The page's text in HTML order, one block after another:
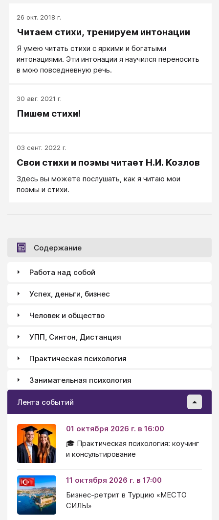
26 окт. 2018 г.
Читаем стихи, тренируем интонации
Я умею читать стихи с яркими и богатыми
интонациями. Эти интонации я научился переносить
в мою повседневную речь.
30 авг. 2021 г.
Пишем стихи!
03 сент. 2022 г.
Свои стихи и поэмы читает Н.И. Козлов
Здесь вы можете послушать, как я читаю мои
поэмы и стихи.
Содержание
Работа над собой
Успех, деньги, бизнес
Человек и общество
УПП, Синтон, Дистанция
Практическая психология
Занимательная психология
Лента событий
01 октября 2026 г. в 16:00
🎓 Практическая психология: коучинг
и консультирование
11 октября 2026 г. в 17:00
Бизнес-ретрит в Турцию «МЕСТО
СИЛЫ»